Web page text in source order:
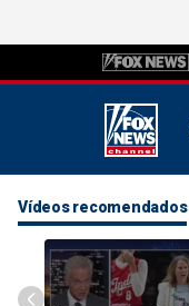
Vídeos recomendados